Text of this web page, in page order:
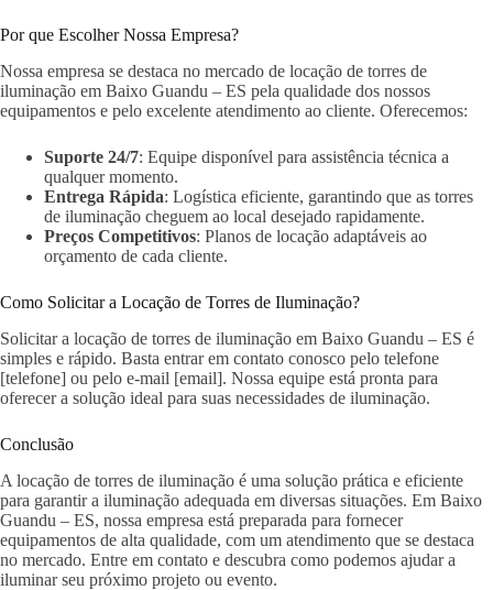
Por que Escolher Nossa Empresa?
Nossa empresa se destaca no mercado de locação de torres de
iluminação em Baixo Guandu – ES pela qualidade dos nossos
equipamentos e pelo excelente atendimento ao cliente. Oferecemos:
Suporte 24/7: Equipe disponível para assistência técnica a
qualquer momento.
Entrega Rápida: Logística eficiente, garantindo que as torres
de iluminação cheguem ao local desejado rapidamente.
Preços Competitivos: Planos de locação adaptáveis ao
orçamento de cada cliente.
Como Solicitar a Locação de Torres de Iluminação?
Solicitar a locação de torres de iluminação em Baixo Guandu – ES é
simples e rápido. Basta entrar em contato conosco pelo telefone
[telefone] ou pelo e-mail [email]. Nossa equipe está pronta para
oferecer a solução ideal para suas necessidades de iluminação.
Conclusão
A locação de torres de iluminação é uma solução prática e eficiente
para garantir a iluminação adequada em diversas situações. Em Baixo
Guandu – ES, nossa empresa está preparada para fornecer
equipamentos de alta qualidade, com um atendimento que se destaca
no mercado. Entre em contato e descubra como podemos ajudar a
iluminar seu próximo projeto ou evento.